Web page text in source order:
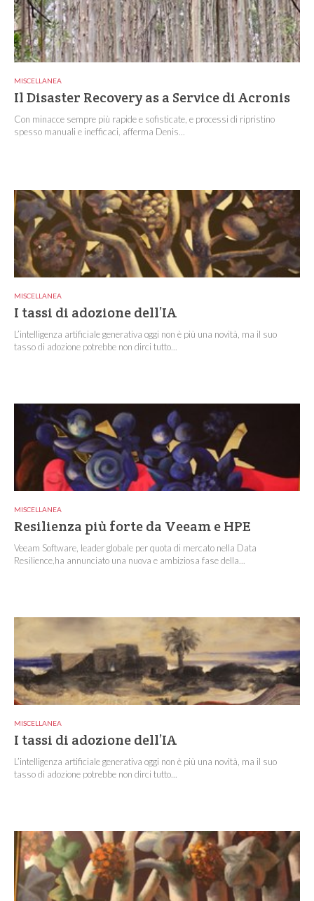
MISCELLANEA
Il Disaster Recovery as a Service di Acronis
Con minacce sempre più rapide e sofisticate, e processi di ripristino
spesso manuali e inefficaci, afferma Denis...
MISCELLANEA
I tassi di adozione dell’IA
L’intelligenza artificiale generativa oggi non è più una novità, ma il suo
tasso di adozione potrebbe non dirci tutto...
MISCELLANEA
Resilienza più forte da Veeam e HPE
Veeam Software, leader globale per quota di mercato nella Data
Resilience,ha annunciato una nuova e ambiziosa fase della...
MISCELLANEA
I tassi di adozione dell’IA
L’intelligenza artificiale generativa oggi non è più una novità, ma il suo
tasso di adozione potrebbe non dirci tutto...